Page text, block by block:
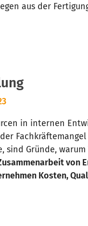
aus der
in internen
sind Gründe,
von
Kosten,